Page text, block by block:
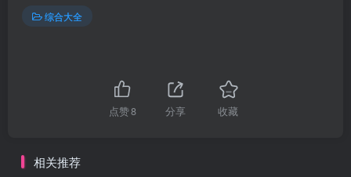
综合大全
点赞8 分享 收藏
相关推荐